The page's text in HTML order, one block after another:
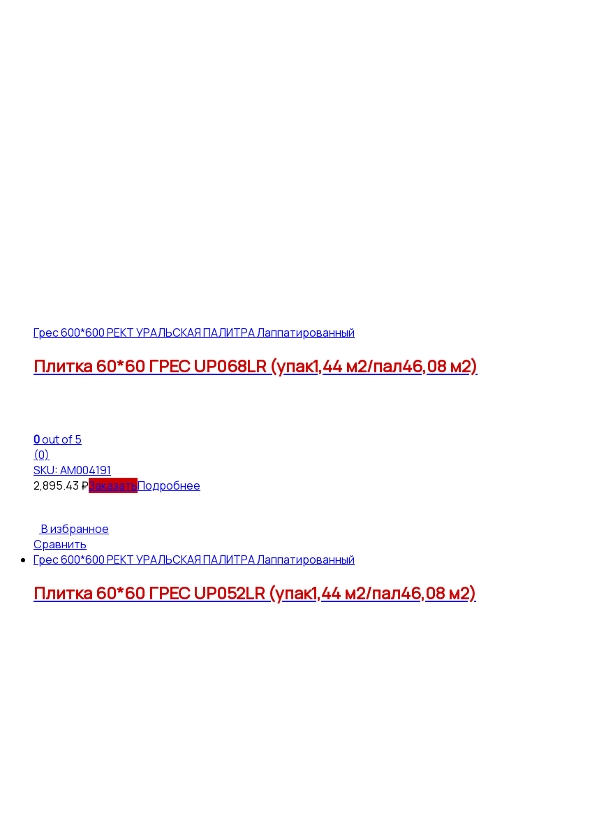
Грес 600*600 РЕКТ УРАЛЬСКАЯ ПАЛИТРА Лаппатированный
Плитка 60*60 ГРЕС UP068LR (упак1,44 м2/пал46,08 м2)
0out of 5
(0)
SKU: АМ004191
2,895.43 ₽ Подробнее
В избранное
Сравнить
Грес 600*600 РЕКТ УРАЛЬСКАЯ ПАЛИТРА Лаппатированный
Плитка 60*60 ГРЕС UP052LR (упак1,44 м2/пал46,08 м2)